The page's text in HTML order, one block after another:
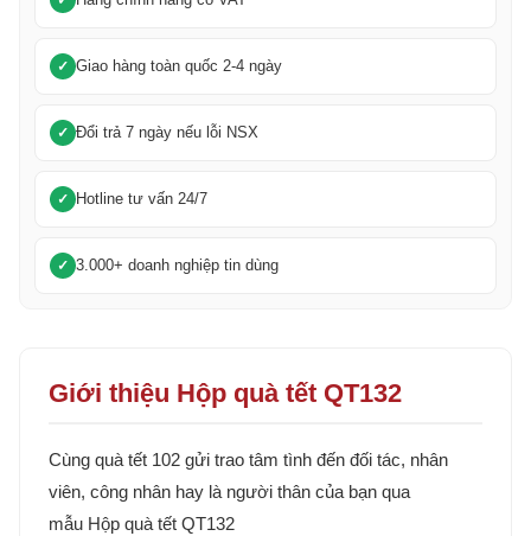
Giao hàng toàn quốc 2-4 ngày
Đổi trả 7 ngày nếu lỗi NSX
Hotline tư vấn 24/7
3.000+ doanh nghiệp tin dùng
Giới thiệu Hộp quà tết QT132
Cùng quà tết 102 gửi trao tâm tình đến đối tác, nhân
viên, công nhân hay là người thân của bạn qua
mẫu Hộp quà tết QT132